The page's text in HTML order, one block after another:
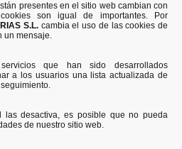
presentes en el sitio web cambian con
son igual de importantes. Por
S.L.cambia el uso de las cookies de
un mensaje.
que han sido desarrollados
a los usuarios una lista actualizada de
las desactiva, es posible que no pueda
de nuestro sitio web.